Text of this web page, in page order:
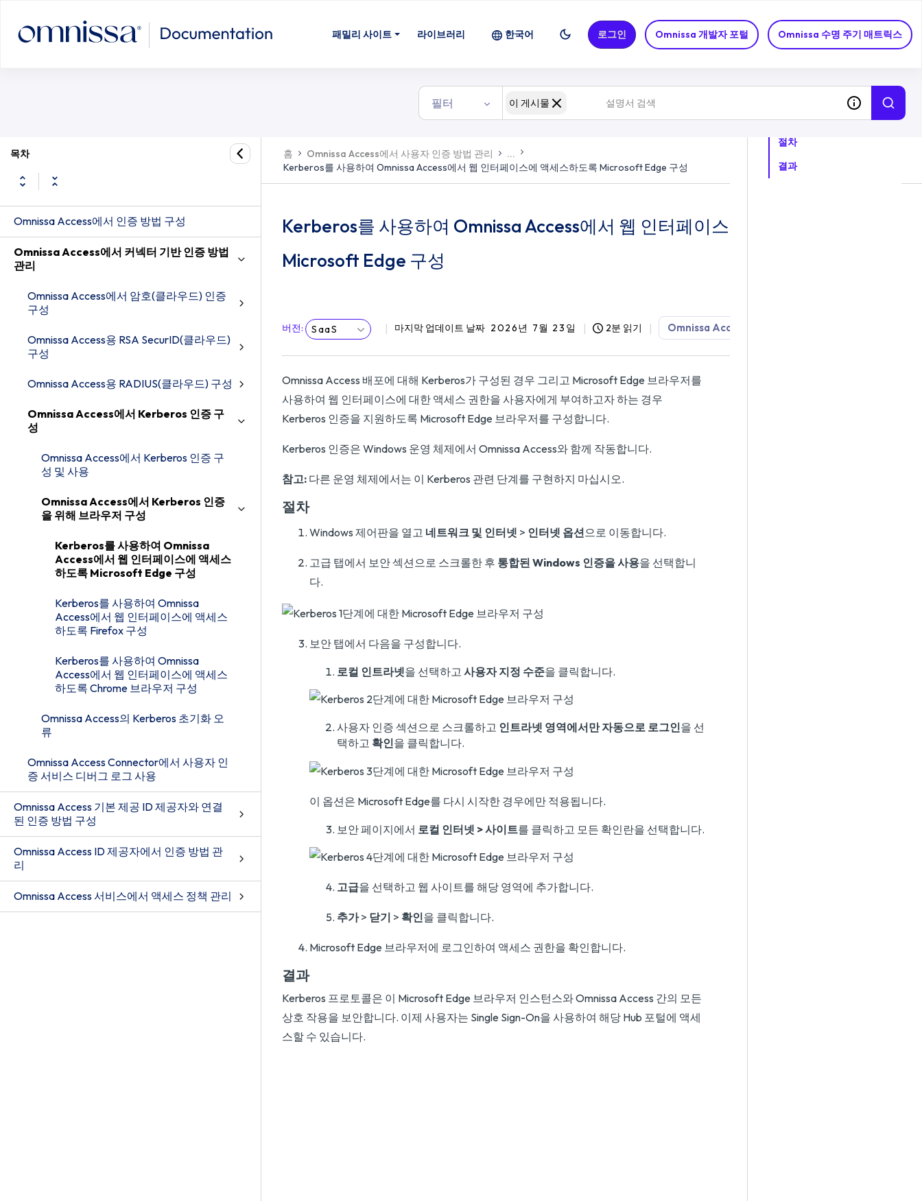
패밀리 사이트 라이브러리 Omnissa 개발자 포털 Omnissa 수명 주기 매트릭스
한국어 로그인
필터 이 게시물
Kerberos를 사용하여 Omnissa Access에서 웹 인터페이스에 액세스하도록 Microsoft
Edge 구성
목차
Omnissa Access에서 인증 방법 구성
Omnissa Access에서 커넥터 기반 인증 방법
관리
Omnissa Access에서 암호(클라우드) 인증
구성
Omnissa Access용 RSA SecurID(클라우드)
구성
Omnissa Access용 RADIUS(클라우드) 구성
Omnissa Access에서 Kerberos 인증 구
성
Omnissa Access에서 Kerberos 인증 구
성 및 사용
Omnissa Access에서 Kerberos 인증
을 위해 브라우저 구성
Kerberos를 사용하여 Omnissa
Access에서 웹 인터페이스에 액세스
하도록 Microsoft Edge 구성
Kerberos를 사용하여 Omnissa
Access에서 웹 인터페이스에 액세스
하도록 Firefox 구성
Kerberos를 사용하여 Omnissa
Access에서 웹 인터페이스에 액세스
하도록 Chrome 브라우저 구성
Omnissa Access의 Kerberos 초기화 오
류
Omnissa Access Connector에서 사용자 인
증 서비스 디버그 로그 사용
Omnissa Access 기본 제공 ID 제공자와 연결
된 인증 방법 구성
Omnissa Access ID 제공자에서 인증 방법 관
리
Omnissa Access 서비스에서 액세스 정책 관리
홈 Omnissa Access에서 사용자 인증 방법 관리
...
Kerberos를 사용하여 Omnissa Access에서 웹 인터페이스에 액세스하도록 Microsoft Edge 구성
Kerberos를 사용하여 Omnissa Access에서 웹 인터페이스에 액세스하도록
Microsoft Edge 구성
버전: SaaS 마지막 업데이트 날짜 2026년 7월 23일 2분 읽기 Omnissa Access
Omnissa Access 배포에 대해 Kerberos가 구성된 경우 그리고 Microsoft Edge 브라우저를
사용하여 웹 인터페이스에 대한 액세스 권한을 사용자에게 부여하고자 하는 경우
Kerberos 인증을 지원하도록 Microsoft Edge 브라우저를 구성합니다.
Kerberos 인증은 Windows 운영 체제에서 Omnissa Access와 함께 작동합니다.
참고: 다른 운영 체제에서는 이 Kerberos 관련 단계를 구현하지 마십시오.
절차
Windows 제어판을 열고 네트워크 및 인터넷 > 인터넷 옵션으로 이동합니다.
고급 탭에서 보안 섹션으로 스크롤한 후 통합된 Windows 인증을 사용을 선택합니
다.
보안 탭에서 다음을 구성합니다.
로컬 인트라넷을 선택하고 사용자 지정 수준을 클릭합니다.
사용자 인증 섹션으로 스크롤하고 인트라넷 영역에서만 자동으로 로그인을 선
택하고 확인을 클릭합니다.
이 옵션은 Microsoft Edge를 다시 시작한 경우에만 적용됩니다.
보안 페이지에서 로컬 인터넷 > 사이트를 클릭하고 모든 확인란을 선택합니다.
고급을 선택하고 웹 사이트를 해당 영역에 추가합니다.
추가> 닫기 > 확인을 클릭합니다.
Microsoft Edge 브라우저에 로그인하여 액세스 권한을 확인합니다.
결과
Kerberos 프로토콜은 이 Microsoft Edge 브라우저 인스턴스와 Omnissa Access 간의 모든
상호 작용을 보안합니다. 이제 사용자는 Single Sign-On을 사용하여 해당 Hub 포털에 액세
스할 수 있습니다.
절차
결과